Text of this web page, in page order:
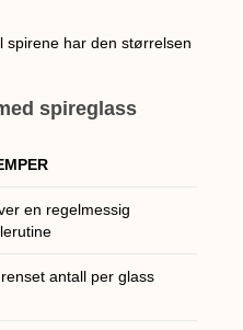
spirene har den størrelsen
spireglass
en regelmessig
antall per glass